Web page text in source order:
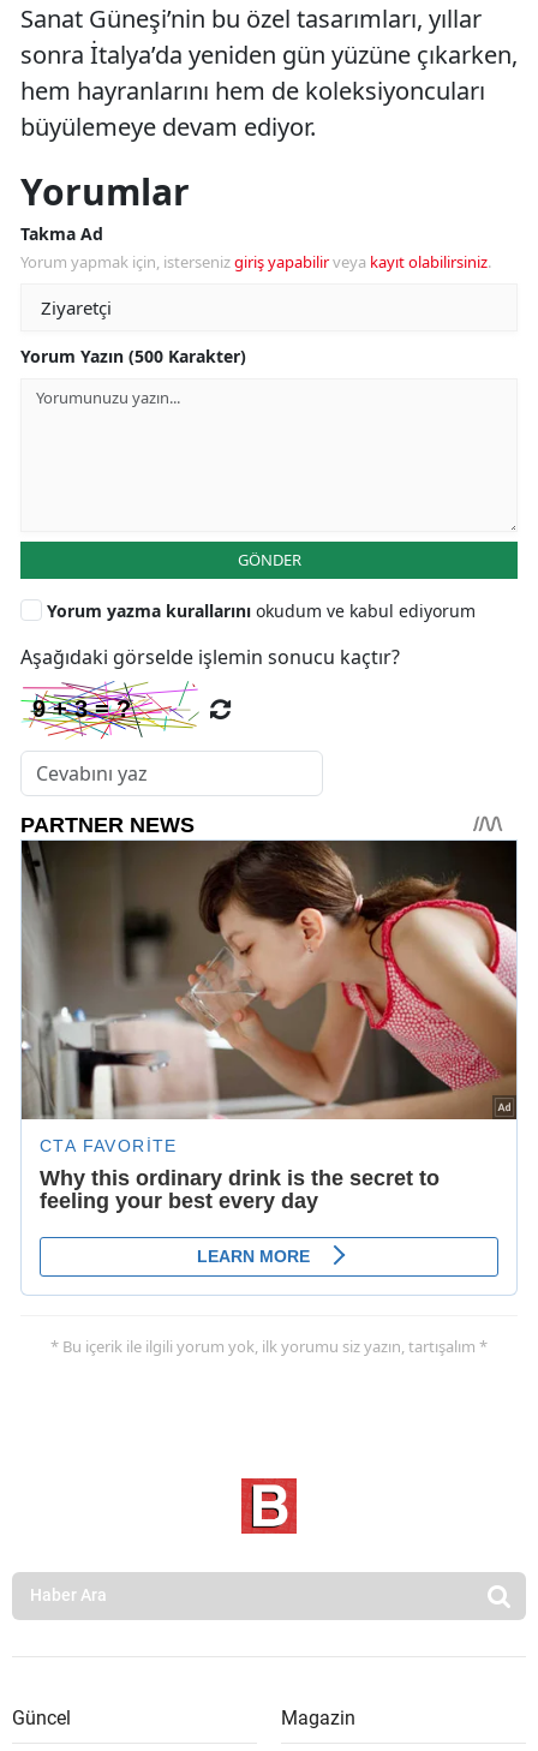
Sanat Güneşi’nin bu özel tasarımları, yıllar
sonra İtalya’da yeniden gün yüzüne çıkarken,
hem hayranlarını hem de koleksiyoncuları
büyülemeye devam ediyor.
Yorumlar
Takma Ad
Yorum yapmak için, istersenizgiriş yapabilirveya kayıt olabilirsiniz.
Yorum Yazın (500 Karakter)
GÖNDER
Yorum yazma kurallarını okudum ve kabul ediyorum
Aşağıdaki görselde işlemin sonucu kaçtır?
* Bu içerik ile ilgili yorum yok, ilk yorumu siz yazın, tartışalım *
Güncel Magazin